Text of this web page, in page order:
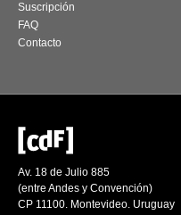
Suscripción
FAQ
Contacto
Av. 18 de Julio 885
(entre Andes y Convención)
CP 11100. Montevideo. Uruguay